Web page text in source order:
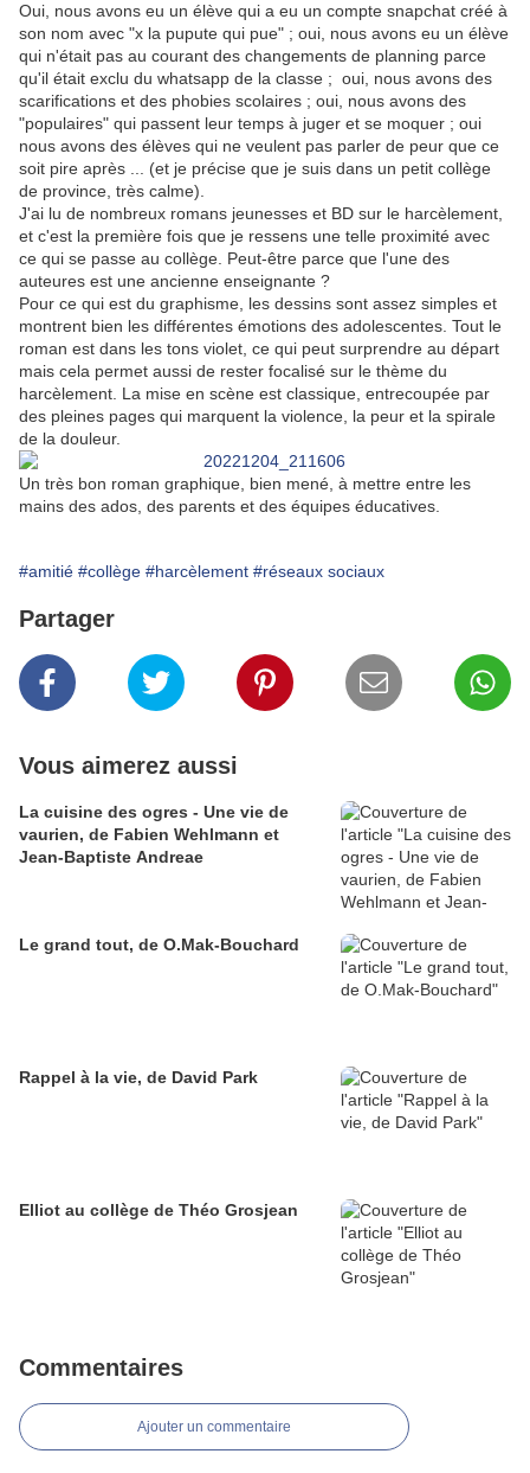
Oui, nous avons eu un élève qui a eu un compte snapchat créé à
son nom avec "x la pupute qui pue" ; oui, nous avons eu un élève
qui n'était pas au courant des changements de planning parce
qu'il était exclu du whatsapp de la classe ; oui, nous avons des
scarifications et des phobies scolaires ; oui, nous avons des
"populaires" qui passent leur temps à juger et se moquer ; oui
nous avons des élèves qui ne veulent pas parler de peur que ce
soit pire après ... (et je précise que je suis dans un petit collège
de province, très calme).
J'ai lu de nombreux romans jeunesses et BD sur le harcèlement,
et c'est la première fois que je ressens une telle proximité avec
ce qui se passe au collège. Peut-être parce que l'une des
auteures est une ancienne enseignante ?
Pour ce qui est du graphisme, les dessins sont assez simples et
montrent bien les différentes émotions des adolescentes. Tout le
roman est dans les tons violet, ce qui peut surprendre au départ
mais cela permet aussi de rester focalisé sur le thème du
harcèlement. La mise en scène est classique, entrecoupée par
des pleines pages qui marquent la violence, la peur et la spirale
de la douleur.
Un très bon roman graphique, bien mené, à mettre entre les
mains des ados, des parents et des équipes éducatives.
#amitié #collège #harcèlement #réseaux sociaux
Partager
Vous aimerez aussi
La cuisine des ogres - Une vie de
vaurien, de Fabien Wehlmann et
Jean-Baptiste Andreae
Le grand tout, de O.Mak-Bouchard
Rappel à la vie, de David Park
Elliot au collège de Théo Grosjean
Commentaires
Ajouter un commentaire